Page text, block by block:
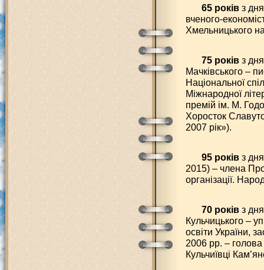
65 роківз
вченого-
Хмельницького
75 роківз
Мачківського –
Національної
Міжнародної
премій ім. М.
Хоросток
2007 рік»).
95 роківз
2015) – члена
організації.
70 роківз
Кульчицького –
освіти України,
2006 рр. –
Кульчиївці